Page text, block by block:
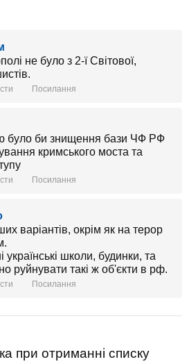
не було з 2-ї Світової,
Посилання
було би знищення бази ЧФ РФ
кримського моста та
Посилання
варіантів, окрім як на терор
школи, будинки, та
руйнувати такі ж об'єкти в рф.
Посилання
при отриманні списку